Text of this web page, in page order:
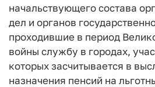
начальствующего состава
дел и органов
проходившие в период
войны службу в городах,
которых засчитывается в
назначения пенсий на